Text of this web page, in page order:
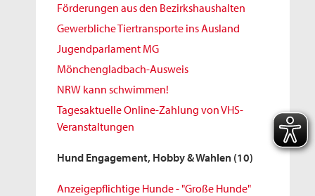
Förderungen aus den Bezirkshaushalten
Gewerbliche Tiertransporte ins Ausland
Jugendparlament MG
Mönchengladbach-Ausweis
NRW kann schwimmen!
Tagesaktuelle Online-Zahlung von VHS-
Veranstaltungen
Hund Engagement, Hobby & Wahlen (10)
Anzeigepflichtige Hunde - "Große Hunde"